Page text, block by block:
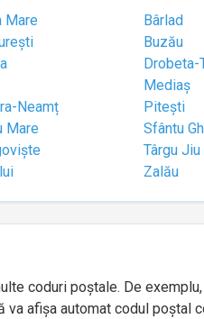
Mare
Bârlad
Buzău
Drobeta-
Mediaș
Neamț
Pitești
Mare
Sfântu
Târgu Jiu
Zalău
coduri poștale. De
va afișa automat codul poștal